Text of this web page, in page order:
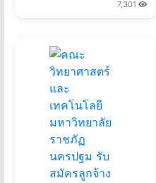
วันที่ 14 ก.ค. - 10 ส.ค. 2569
7,301